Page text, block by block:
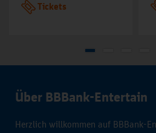
Tickets
Über BBBank-Entertain
Herzlich willkommen auf BBBank-